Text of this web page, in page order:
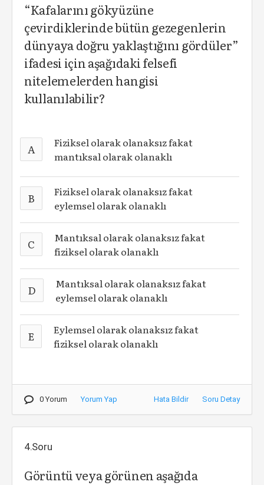
“Kafalarını gökyüzüne
çevirdiklerinde bütün gezegenlerin
dünyaya doğru yaklaştığını gördüler”
ifadesi için aşağıdaki felsefi
nitelemelerden hangisi
kullanılabilir?
A
Fiziksel olarak olanaksız fakat
mantıksal olarak olanaklı
B
Fiziksel olarak olanaksız fakat
eylemsel olarak olanaklı
C
Mantıksal olarak olanaksız fakat
fiziksel olarak olanaklı
D
Mantıksal olarak olanaksız fakat
eylemsel olarak olanaklı
E
Eylemsel olarak olanaksız fakat
fiziksel olarak olanaklı
0 Yorum Yorum Yap Hata Bildir Soru Detay
4.Soru
Görüntü veya görünen aşağıda